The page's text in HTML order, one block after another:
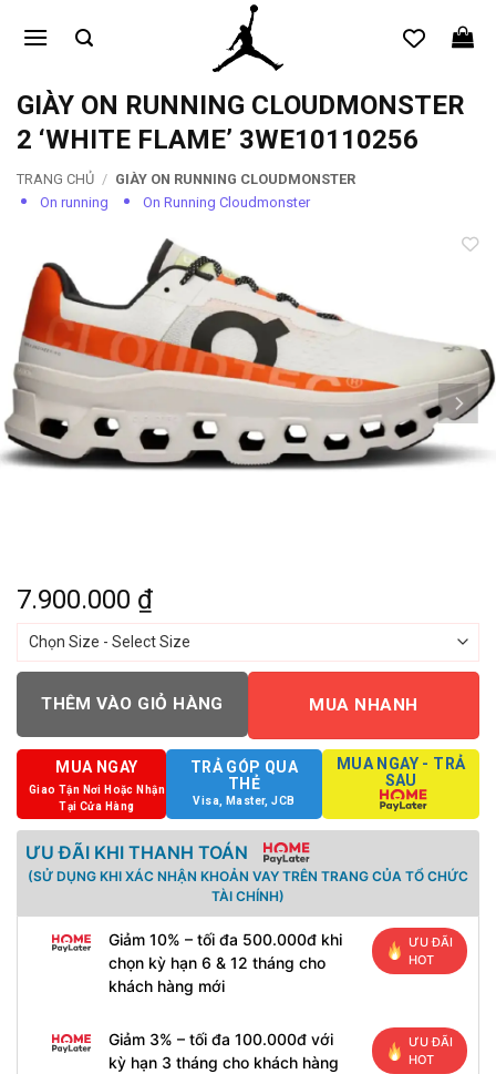
qua
dungGIÀY ON RUNNING CLOUDMONSTER
2 ‘WHITE FLAME’ 3WE10110256
TRANG CHỦ / GIÀY ON RUNNING CLOUDMONSTER
On running
On Running Cloudmonster
7.900.000 ₫
THÊM VÀO GIỎ HÀNG MUA NHANH
MUA NGAY
Giao Tận Nơi Hoặc Nhận
Tại Cửa Hàng
TRẢ GÓP QUA
THẺ
Visa, Master, JCB
MUA NGAY - TRẢ
SAU
ƯU ĐÃI KHI THANH TOÁN
(SỬ DỤNG KHI XÁC NHẬN KHOẢN VAY TRÊN TRANG CỦA TỔ CHỨC
TÀI CHÍNH)
Giảm 10% – tối đa 500.000đ khi
chọn kỳ hạn 6 & 12 tháng cho
khách hàng mới
ƯU ĐÃI
HOT
Giảm 3% – tối đa 100.000đ với
kỳ hạn 3 tháng cho khách hàng
ƯU ĐÃI
HOT